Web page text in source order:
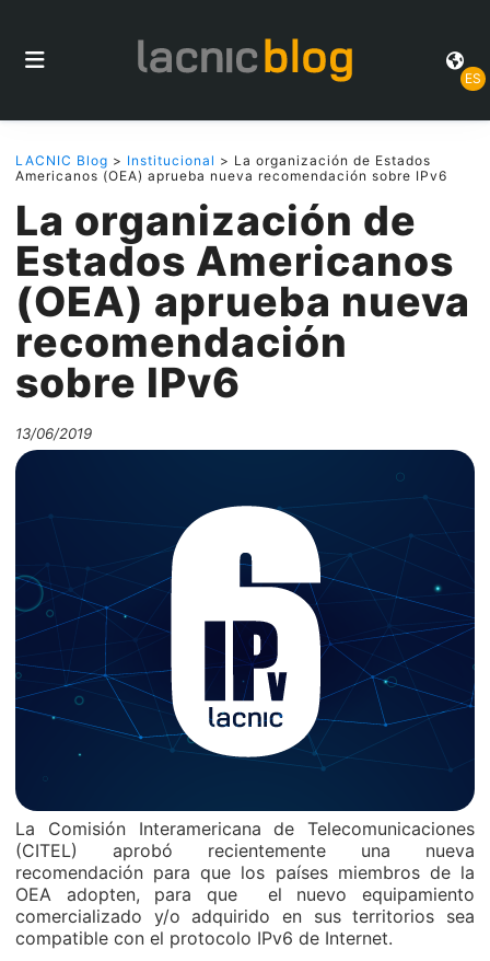
ES
LACNIC Blog > Institucional > La organización de Estados
Americanos (OEA) aprueba nueva recomendación sobre IPv6
La organización de
Estados Americanos
(OEA) aprueba nueva
recomendación
sobre IPv6
13/06/2019
La Comisión Interamericana de Telecomunicaciones
(CITEL) aprobó recientemente una nueva
recomendación para que los países miembros de la
OEA adopten, para que el nuevo equipamiento
comercializado y/o adquirido en sus territorios sea
compatible con el protocolo IPv6 de Internet.